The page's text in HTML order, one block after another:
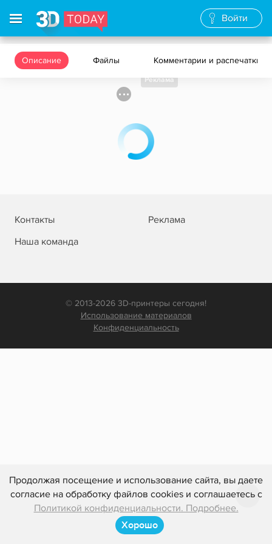
Продолжая посещение и использование сайта, вы даете
согласие на обработку файлов cookies и соглашаетесь с
Политикой конфиденциальности. Подробнее.
Хорошо
Войти
Описание Файлы Комментарии и распечатки
Реклама
Контакты
Реклама
Наша команда
© 2013-2026 3D-принтеры сегодня!
Использование материалов
Конфиденциальность